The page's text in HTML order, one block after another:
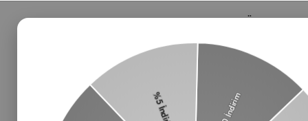
Bizden Haberler
Haberlerimiz, özel tekliflerimiz ve favori stillerimiz
hakkında ilk siz bilgi sahibi olun
Üyelik koşullarını
kişisel verilerimin
korunmasını kabul ediyorum.
Öne
Omuz Çantası
Süet Çanta
Baget Çanta
Çapraz Çanta
Kadın Cüzdan